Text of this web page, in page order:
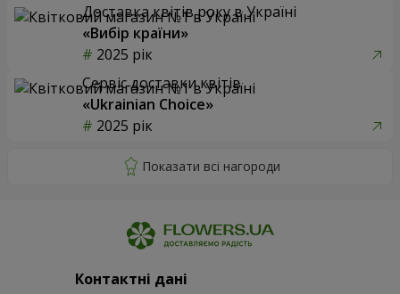
Доставка квітів року в Україні
«Вибір країни»
2025 рік
Сервіс доставки квітів
«Ukrainian Choice»
2025 рік
Контактні дані